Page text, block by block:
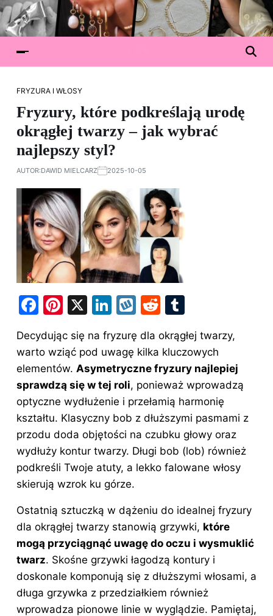
FRYZURA I WŁOSY
Fryzury, które podkreślają urodę
okrągłej twarzy – jak wybrać
najlepszy styl?
AUTOR:DAWID MIELCARZ 2025-10-05
F
c
e
b
o
o
k
Pi
er
e
st
X
Li
k
e
dI
n
W
k
o
p
R
d
di
t
m
bl
r
Decydując się na fryzurę dla okrągłej twarzy,
warto wziąć pod uwagę kilka kluczowych
elementów. Asymetryczne fryzury najlepiej
sprawdzą się w tej roli, ponieważ wprowadzą
optyczne wydłużenie i przełamią harmonię
kształtu. Klasyczny bob z dłuższymi pasmami z
przodu doda objętości na czubku głowy oraz
wydłuży kontur twarzy. Długi bob (lob) również
podkreśli Twoje atuty, a lekko falowane włosy
skierują wzrok ku górze.
Ostatnią sztuczką w dążeniu do idealnej fryzury
dla okrągłej twarzy stanowią grzywki, które
mogą przyciągnąć uwagę do oczu i wysmuklić
twarz. Skośne grzywki łagodzą kontury i
doskonale komponują się z dłuższymi włosami, a
długa grzywka z przedziałkiem również
wprowadza pionowe linie w wyglądzie. Pamiętaj,